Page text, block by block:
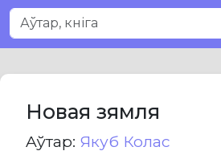
Новая зямля
Aўтар: Якуб Колас